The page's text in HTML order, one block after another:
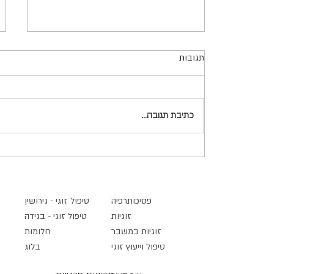
למה כל כך קשה לנו לקבל
כולנו מקבלים החלטות מדי יום. חלקן
קטנות ופשוטות, ואחרות משמעותיות
ביטחון, מפחד לטעות או מהיעדר מידע.
תגובות
כתיבת תגובה...
טיפול זוגי - גירושין
טיפול זוגי - בגידה
חלומות
בלוג
פסיכותרפיה
זוגיות
זוגיות במשבר
טיפול וייעוץ זוגי